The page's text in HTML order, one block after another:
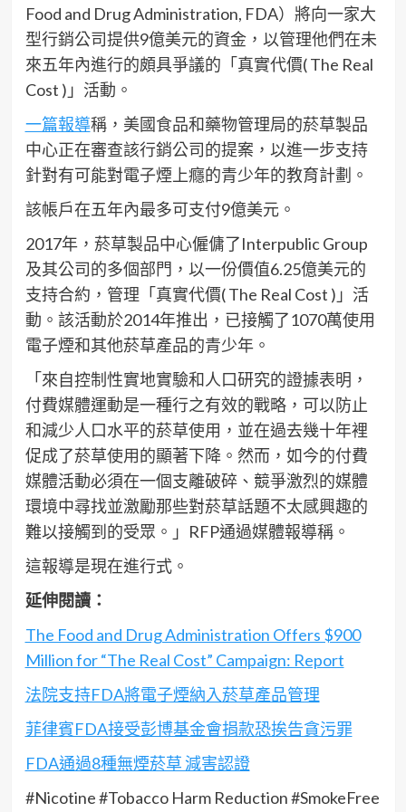
Food and Drug Administration, FDA）將向一家大
型行銷公司提供9億美元的資金，以管理他們在未
來五年內進行的頗具爭議的「真實代價( The Real
Cost )」活動。
一篇報導稱，美國食品和藥物管理局的菸草製品
中心正在審查該行銷公司的提案，以進一步支持
針對有可能對電子煙上癮的青少年的教育計劃。
該帳戶在五年內最多可支付9億美元。
2017年，菸草製品中心僱傭了Interpublic Group
及其公司的多個部門，以一份價值6.25億美元的
支持合約，管理「真實代價( The Real Cost )」活
動。該活動於2014年推出，已接觸了1070萬使用
電子煙和其他菸草產品的青少年。
「來自控制性實地實驗和人口研究的證據表明，
付費媒體運動是一種行之有效的戰略，可以防止
和減少人口水平的菸草使用，並在過去幾十年裡
促成了菸草使用的顯著下降。然而，如今的付費
媒體活動必須在一個支離破碎、競爭激烈的媒體
環境中尋找並激勵那些對菸草話題不太感興趣的
難以接觸到的受眾。」RFP通過媒體報導稱。
這報導是現在進行式。
延伸閱讀：
The Food and Drug Administration Offers $900
Million for “The Real Cost” Campaign: Report
法院支持FDA將電子煙納入菸草產品管理
菲律賓FDA接受彭博基金會捐款恐挨告貪污罪
FDA通過8種無煙菸草 減害認證
#Nicotine #Tobacco Harm Reduction #SmokeFree